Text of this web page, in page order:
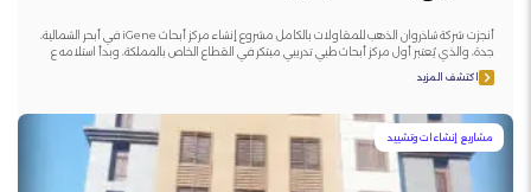
أنجزت شركة شاذروان الذهب للمقاولات بالكامل مشروع إنشاء مركز أبحاث iGene في أبحر الشمالية،
جدة، والذي يُعتبر أول مركز أبحاث طبي تدريبي مبتكر في القطاع الخاص بالمملكة، وبدأ استلامه ع
اكتشف المزيد
مشاريع إنشاءات وتشييد